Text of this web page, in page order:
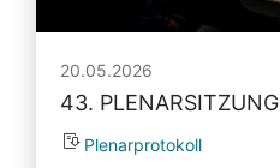
20.05.2026
43. PLENARSITZUNG
Plenarprotokoll